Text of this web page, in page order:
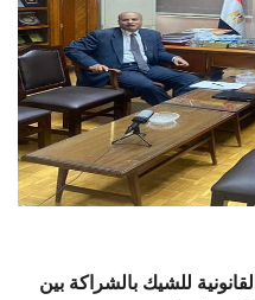
للشيك بالشراكة بين